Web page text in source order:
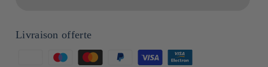
Livraison offerte